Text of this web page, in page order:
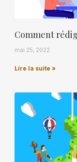
Comment
mai 25, 2022
Lire la suite »